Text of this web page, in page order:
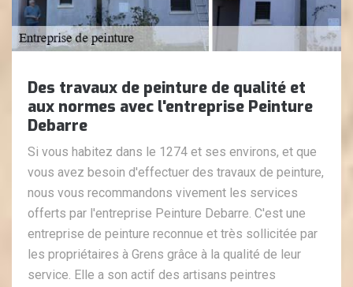
Des travaux de peinture de qualité et
aux normes avec l'entreprise Peinture
Debarre
Si vous habitez dans le 1274 et ses environs, et que
vous avez besoin d'effectuer des travaux de peinture,
nous vous recommandons vivement les services
offerts par l'entreprise Peinture Debarre. C'est une
entreprise de peinture reconnue et très sollicitée par
les propriétaires à Grens grâce à la qualité de leur
service. Elle a son actif des artisans peintres